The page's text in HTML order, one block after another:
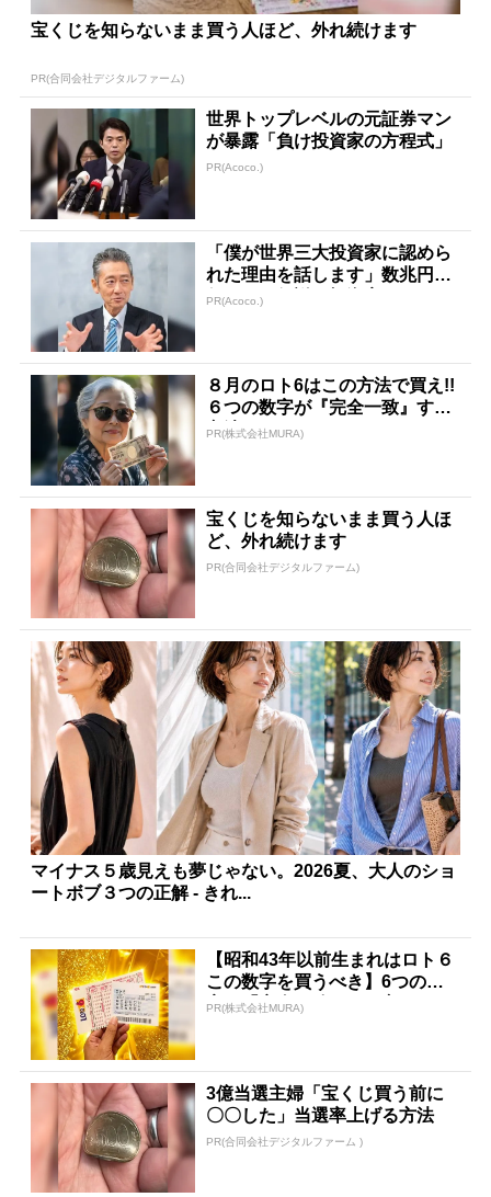
宝くじを知らないまま買う人ほど、外れ続けます
PR(合同会社デジタルファーム)
世界トップレベルの元証券マン
が暴露「負け投資家の方程式」
PR(Acoco.)
「僕が世界三大投資家に認めら
れた理由を話します」数兆円を
任された伝説の投資家
PR(Acoco.)
８月のロト6はこの方法で買え!!
６つの数字が『完全一致』する
方法
PR(株式会社MURA)
宝くじを知らないまま買う人ほ
ど、外れ続けます
PR(合同会社デジタルファーム)
マイナス５歳見えも夢じゃない。2026夏、大人のショ
ートボブ３つの正解 - きれ...
【昭和43年以前生まれはロト６
この数字を買うべき】6つの数
字が「完全一致」する方...
PR(株式会社MURA)
3億当選主婦「宝くじ買う前に
〇〇した」当選率上げる方法
PR(合同会社デジタルファーム )